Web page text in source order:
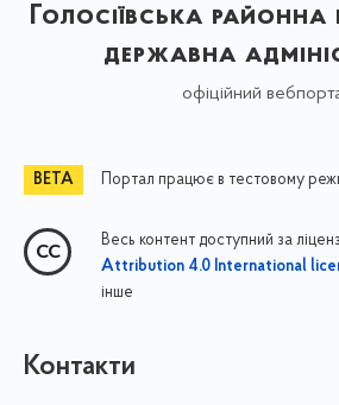
Голосіївська районна
державна
офіційний
Портал працює в тестовому
Весь контент доступний за
Attribution 4.0 International
інше
Контакти